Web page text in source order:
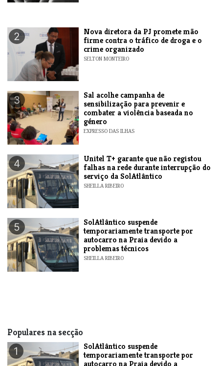
2
Nova diretora da PJ promete mão
firme contra o tráfico de droga e o
crime organizado
SELTON MONTEIRO
3
Sal acolhe campanha de
sensibilização para prevenir e
combater a violência baseada no
género
EXPRESSO DAS ILHAS
4
Unitel T+ garante que não registou
falhas na rede durante interrupção do
serviço da SolAtlântico
SHEILLA RIBEIRO
5
SolAtlântico suspende
temporariamente transporte por
autocarro na Praia devido a
problemas técnicos
SHEILLA RIBEIRO
Populares na secção
1
SolAtlântico suspende
temporariamente transporte por
autocarro na Praia devido a